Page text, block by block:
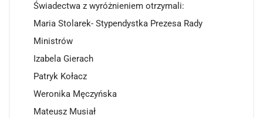
Świadectwa z wyróżnieniem otrzymali:
Maria Stolarek- Stypendystka Prezesa Rady
Ministrów
Izabela Gierach
Patryk Kołacz
Weronika Męczyńska
Mateusz Musiał